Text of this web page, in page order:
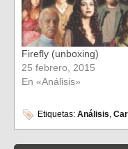
Firefly (unboxing)
25 febrero, 2015
En «Análisis»
Etiquetas: Análisis,